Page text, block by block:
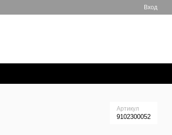
Вход
Артикул
9102300052